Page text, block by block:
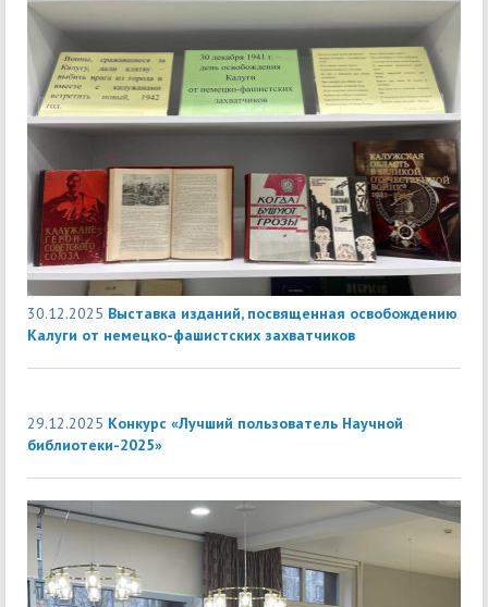
30.12.2025 Выставка изданий, посвященная освобождению
Калуги от немецко-фашистских захватчиков
29.12.2025 Конкурс «Лучший пользователь Научной
библиотеки-2025»